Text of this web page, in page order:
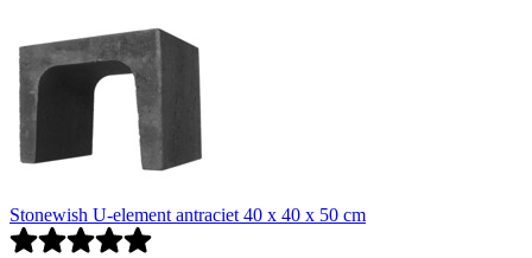
Stonewish U-element antraciet 40 x 40 x 50 cm